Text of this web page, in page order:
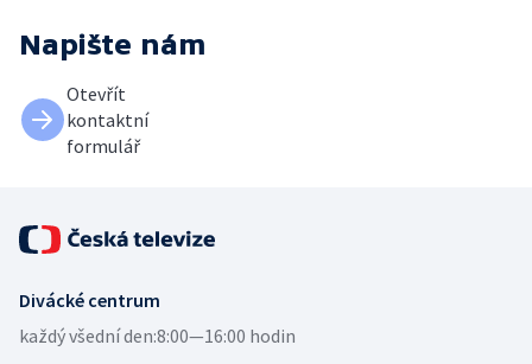
Napište nám
Otevřít
kontaktní
formulář
Divácké centrum
každý všední den:8:00—16:00 hodin